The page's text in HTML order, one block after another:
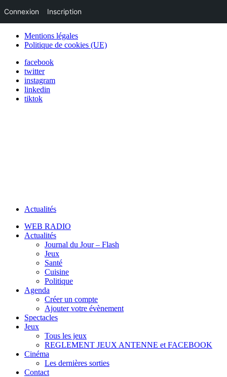
Mentions légales
Politique de cookies (UE)
facebook
twitter
instagram
linkedin
tiktok
Actualités
WEB RADIO
Actualités
Journal du Jour – Flash
Jeux
Santé
Cuisine
Politique
Agenda
Créer un compte
Ajouter votre évènement
Spectacles
Jeux
Tous les jeux
REGLEMENT JEUX ANTENNE et FACEBOOK
Cinéma
Les dernières sorties
Contact
Connexion Inscription